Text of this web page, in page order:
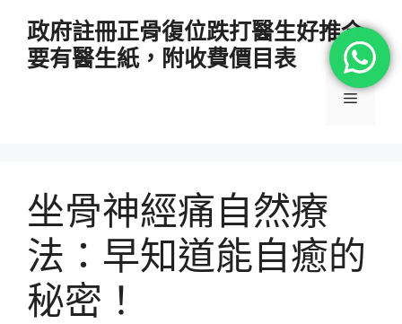
政府註冊正骨復位跌打醫生好推介
要有醫生紙，附收費價目表
選
坐骨神經痛自然療
法：早知道能自癒的
秘密！